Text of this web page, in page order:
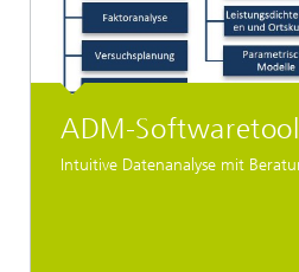
ADM-
Intuitive Datenanalyse mit